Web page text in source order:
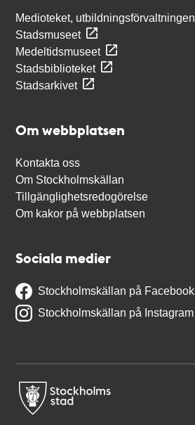
Medioteket, utbildningsförvaltningen
Stadsmuseet
Medeltidsmuseet
Stadsbiblioteket
Stadsarkivet
Om webbplatsen
Kontakta oss
Om Stockholmskällan
Tillgänglighetsredogörelse
Om kakor på webbplatsen
Sociala medier
Stockholmskällan på Facebook
Stockholmskällan på Instagram